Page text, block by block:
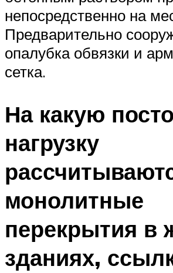
непосредственно на
Предварительно
опалубка обвязки и
сетка.
На какую
нагрузку
монолитные
перекрытия в
зданиях,